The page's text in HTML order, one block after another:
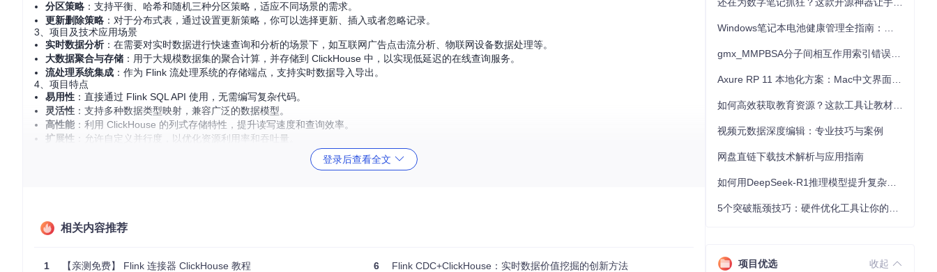
分区策略 ：支持平衡、哈希和随机三种分区策略，适应不同场景的需求。
更新删除策略 ：对于分布式表，通过设置更新策略，你可以选择更新、插入或者忽略记录。
3、项目及技术应用场景
实时数据分析：在需要对实时数据进行快速查询和分析的场景下，如互联网广告点击流分析、物联网设备数据处理等。
大数据聚合与存储 ：用于大规模数据集的聚合计算，并存储到 ClickHouse 中，以实现低延迟的在线查询服务。
流处理系统集成 ：作为 Flink 流处理系统的存储端点，支持实时数据导入导出。
4、项目特点
易用性 ：直接通过 Flink SQL API 使用，无需编写复杂代码。
灵活性 ：支持多种数据类型映射，兼容广泛的数据模型。
高性能 ：利用 ClickHouse 的列式存储特性，提升读写速度和查询效率。
扩展性 ：允许自定义并行度，以优化资源利用率和吞吐量。
：具备错误重试和隔离机制，保证数据一致性。
Flink SQL connector for ClickHouse. Support ClickHouseCatalog and read/write primary data, maps, arrays to clickhouse.
登录后查看全文
相关内容推荐
1 【亲测免费】 Flink 连接器 ClickHouse 教程 6 Flink CDC+ClickHouse：实时数据价值挖掘的创新方法
视频元数据深度编辑：专业技巧与案例
网盘直链下载技术解析与应用指南
项目优选 收起